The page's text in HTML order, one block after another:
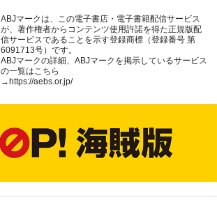
ABJマークは、この電子書店・電子書籍配信サービス
が、著作権者からコンテンツ使用許諾を得た正規版配
信サービスであることを示す登録商標（登録番号 第
6091713号）です。
ABJマークの詳細、ABJマークを掲示しているサービス
の一覧はこちら
→ https://aebs.or.jp/